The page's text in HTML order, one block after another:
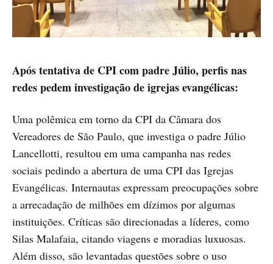
Após tentativa de CPI com padre Júlio, perfis nas
redes pedem investigação de igrejas evangélicas:
Uma polêmica em torno da CPI da Câmara dos
Vereadores de São Paulo, que investiga o padre Júlio
Lancellotti, resultou em uma campanha nas redes
sociais pedindo a abertura de uma CPI das Igrejas
Evangélicas. Internautas expressam preocupações sobre
a arrecadação de milhões em dízimos por algumas
instituições. Críticas são direcionadas a líderes, como
Silas Malafaia, citando viagens e moradias luxuosas.
Além disso, são levantadas questões sobre o uso